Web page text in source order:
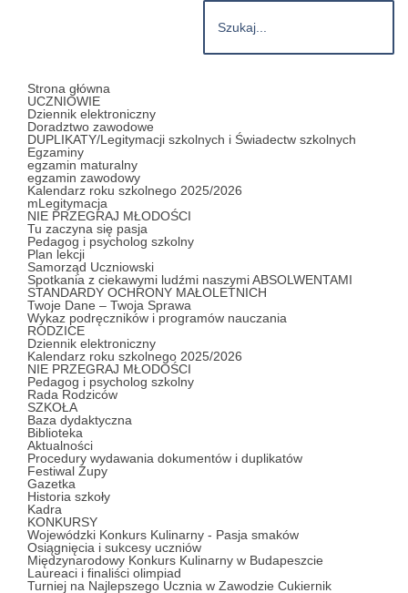
Strona główna
UCZNIOWIE
Dziennik elektroniczny
Doradztwo zawodowe
DUPLIKATY/Legitymacji szkolnych i Świadectw szkolnych
Egzaminy
egzamin maturalny
egzamin zawodowy
Kalendarz roku szkolnego 2025/2026
mLegitymacja
NIE PRZEGRAJ MŁODOŚCI
Tu zaczyna się pasja
Pedagog i psycholog szkolny
Plan lekcji
Samorząd Uczniowski
Spotkania z ciekawymi ludźmi naszymi ABSOLWENTAMI
STANDARDY OCHRONY MAŁOLETNICH
Twoje Dane – Twoja Sprawa
Wykaz podręczników i programów nauczania
RODZICE
Dziennik elektroniczny
Kalendarz roku szkolnego 2025/2026
NIE PRZEGRAJ MŁODOŚCI
Pedagog i psycholog szkolny
Rada Rodziców
SZKOŁA
Baza dydaktyczna
Biblioteka
Aktualności
Procedury wydawania dokumentów i duplikatów
Festiwal Zupy
Gazetka
Historia szkoły
Kadra
KONKURSY
Wojewódzki Konkurs Kulinarny - Pasja smaków
Osiągnięcia i sukcesy uczniów
Międzynarodowy Konkurs Kulinarny w Budapeszcie
Laureaci i finaliści olimpiad
Turniej na Najlepszego Ucznia w Zawodzie Cukiernik